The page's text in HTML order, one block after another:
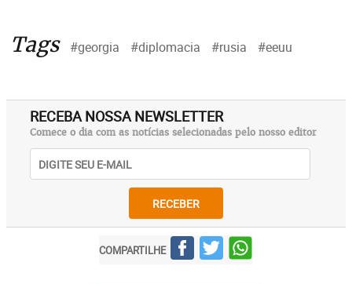
Tags #georgia #diplomacia #rusia #eeuu
RECEBA NOSSA NEWSLETTER
Comece o dia com as notícias selecionadas pelo nosso editor
RECEBER
COMPARTILHE